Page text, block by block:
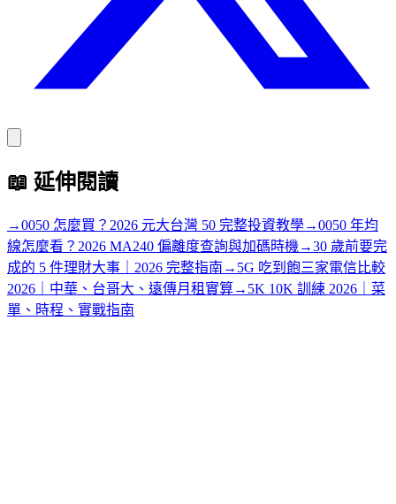
📖 延伸閱讀
→0050 怎麼買？2026 元大台灣 50 完整投資教學→0050 年均
線怎麼看？2026 MA240 偏離度查詢與加碼時機 →30 歲前要完
成的 5 件理財大事｜2026 完整指南 → 5G 吃到飽三家電信比較
2026｜中華、台哥大、遠傳月租實算→ 5K 10K 訓練 2026｜菜
單、時程、實戰指南